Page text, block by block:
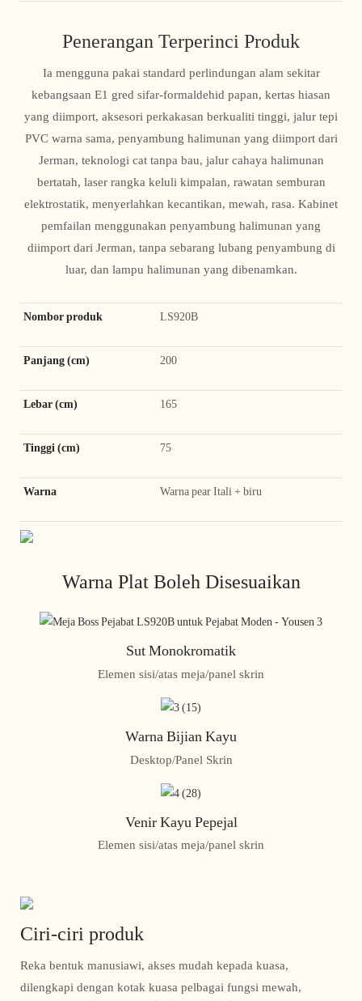
Penerangan Terperinci Produk
Ia mengguna pakai standard perlindungan alam sekitar
kebangsaan E1 gred sifar-formaldehid papan, kertas hiasan
yang diimport, aksesori perkakasan berkualiti tinggi, jalur tepi
PVC warna sama, penyambung halimunan yang diimport dari
Jerman, teknologi cat tanpa bau, jalur cahaya halimunan
bertatah, laser rangka keluli kimpalan, rawatan semburan
elektrostatik, menyerlahkan kecantikan, mewah, rasa. Kabinet
pemfailan menggunakan penyambung halimunan yang
diimport dari Jerman, tanpa sebarang lubang penyambung di
luar, dan lampu halimunan yang dibenamkan.
Nombor produk LS920B
Panjang (cm) 200
Lebar (cm) 165
Tinggi (cm) 75
Warna Warna pear Itali + biru
Warna Plat Boleh Disesuaikan
Sut Monokromatik
Elemen sisi/atas meja/panel skrin
Warna Bijian Kayu
Desktop/Panel Skrin
Venir Kayu Pepejal
Elemen sisi/atas meja/panel skrin
Ciri-ciri produk
Reka bentuk manusiawi, akses mudah kepada kuasa,
dilengkapi dengan kotak kuasa pelbagai fungsi mewah,